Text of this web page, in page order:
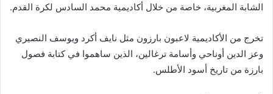
الشابة المغربية، خاصة من خلال أكاديمية محمد السادس لكرة القدم.
تخرج من الأكاديمية لاعبون بارزون مثل نايف أكرد ويوسف النصيري
وعز الدين أوناحي وأسامة ترغالين، الذين ساهموا في كتابة فصول
بارزة من تاريخ أسود الأطلس.